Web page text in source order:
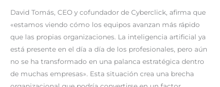
David Tomás, CEO y cofundador de Cyberclick, afirma que
«estamos viendo cómo los equipos avanzan más rápido
que las propias organizaciones. La inteligencia artificial ya
está presente en el día a día de los profesionales, pero aún
no se ha transformado en una palanca estratégica dentro
de muchas empresas». Esta situación crea una brecha